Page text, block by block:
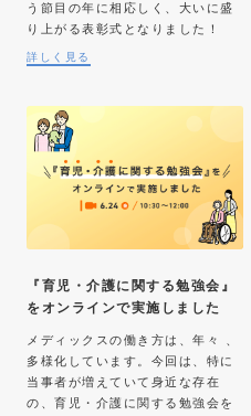
う節目の年に相応しく、大いに盛
り上がる表彰式となりました！
詳しく見る
『育児・介護に関する勉強会』
をオンラインで実施しました
メディックスの働き方は、年々 、
多様化しています。今回は、特に
当事者が増えていて身近な存在
の、育児・介護に関する勉強会を